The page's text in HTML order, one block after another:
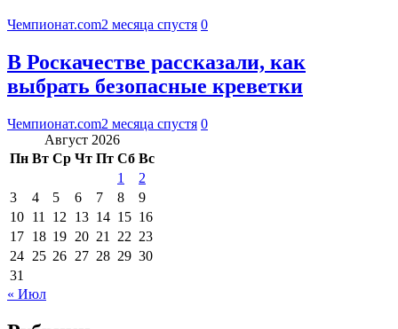
Чемпионат.com2 месяца спустя 0
В Роскачестве рассказали, как
выбрать безопасные креветки
Чемпионат.com2 месяца спустя 0
Август 2026
Пн Вт Ср Чт Пт Сб Вс
1
2
3
4 5 6 7 8
9
10 11 12 13 14 15 16
17 18 19 20 21 22 23
24 25 26 27 28 29 30
31
« Июл